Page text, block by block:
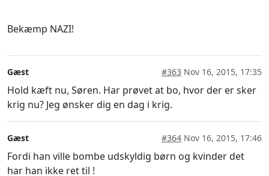
Bekæmp NAZI!
Gæst #363 Nov 16, 2015, 17:35
Hold kæft nu, Søren. Har prøvet at bo, hvor der er sker
krig nu? Jeg ønsker dig en dag i krig.
Gæst #364 Nov 16, 2015, 17:46
Fordi han ville bombe udskyldig børn og kvinder det
har han ikke ret til !